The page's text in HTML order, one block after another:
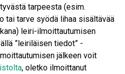
tarpeesta (esim.
tai tarve syödä lihaa sisältävää
leiri-ilmoittautumisen
”leiriläisen tiedot” -
jälkeen voit
, oletko ilmoittanut